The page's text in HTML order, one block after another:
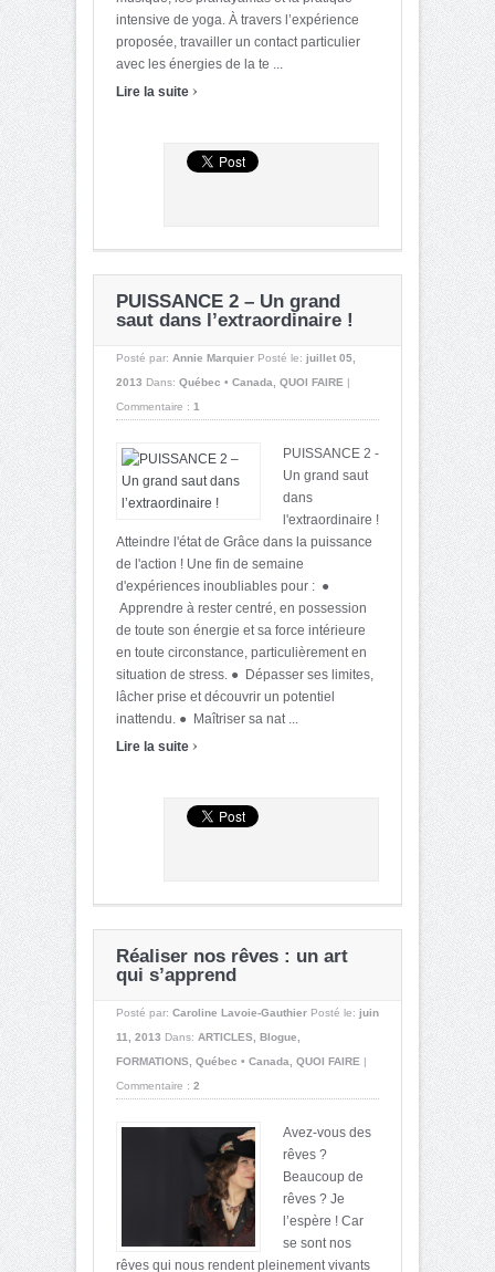
intensive de yoga. À travers l’expérience
proposée, travailler un contact particulier
avec les énergies de la te ...
Lire la suite ›
PUISSANCE 2 – Un grand
saut dans l’extraordinaire !
Posté par: Annie Marquier Posté le: juillet 05,
2013 Dans: Québec • Canada QUOI FAIRE |
Commentaire : 1
PUISSANCE 2 -
Un grand saut
dans
l'extraordinaire !
Atteindre l'état de Grâce dans la puissance
de l'action ! Une fin de semaine
d'expériences inoubliables pour : ●
Apprendre à rester centré, en possession
de toute son énergie et sa force intérieure
en toute circonstance, particulièrement en
situation de stress. ● Dépasser ses limites,
lâcher prise et découvrir un potentiel
inattendu. ● Maîtriser sa nat ...
Lire la suite ›
Réaliser nos rêves : un art
qui s’apprend
Posté par: Caroline Lavoie-Gauthier Posté le: juin
11, 2013 Dans: ARTICLES Blogue
FORMATIONS
Québec • Canada QUOI FAIRE |
Commentaire : 2
Avez-vous des
rêves ?
Beaucoup de
rêves ? Je
l’espère ! Car
se sont nos
rêves qui nous rendent pleinement vivants